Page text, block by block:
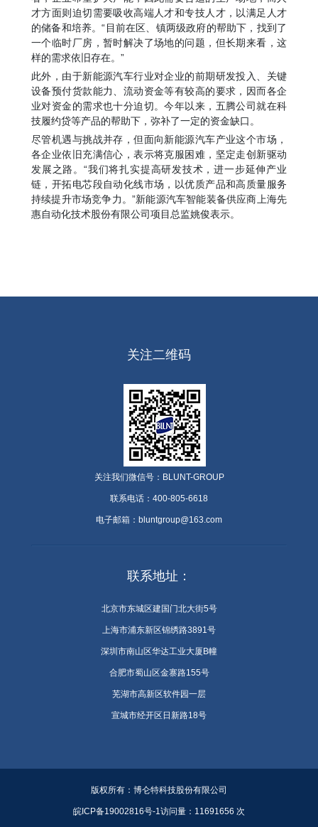
才方面则迫切需要吸收高端人才和专技人才，以满足人才
的储备和培养。“目前在区、镇两级政府的帮助下，找到了
一个临时厂房，暂时解决了场地的问题，但长期来看，这
样的需求依旧存在。”
此外，由于新能源汽车行业对企业的前期研发投入、关键
设备预付货款能力、流动资金等有较高的要求，因而各企
业对资金的需求也十分迫切。今年以来，五腾公司就在科
技履约贷等产品的帮助下，弥补了一定的资金缺口。
尽管机遇与挑战并存，但面向新能源汽车产业这个市场，
各企业依旧充满信心，表示将克服困难，坚定走创新驱动
发展之路。“我们将扎实提高研发技术，进一步延伸产业
链，开拓电芯段自动化线市场，以优质产品和高质量服务
持续提升市场竞争力。”新能源汽车智能装备供应商上海先
惠自动化技术股份有限公司项目总监姚俊表示。
关注二维码
关注我们微信号：BLUNT-GROUP
联系电话：400-805-6618
电子邮箱：bluntgroup@163.com
联系地址：
北京市东城区建国门北大街5号
上海市浦东新区锦绣路3891号
深圳市南山区华达工业大厦B幢
合肥市蜀山区金寨路155号
芜湖市高新区软件园一层
宣城市经开区日新路18号
版权所有： 博仑特科技股份有限公司
皖ICP备19002816号-1访问量： 11691656 次